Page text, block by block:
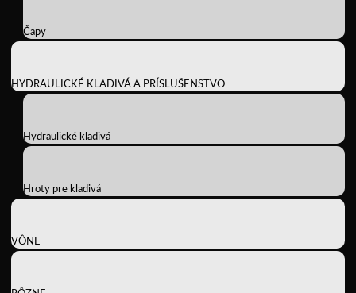
Čapy
HYDRAULICKÉ KLADIVÁ A PRÍSLUŠENSTVO
Hydraulické kladivá
Hroty pre kladivá
VÔNE